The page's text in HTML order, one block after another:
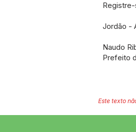
Jordão -
Naudo
Prefeito
Este texto